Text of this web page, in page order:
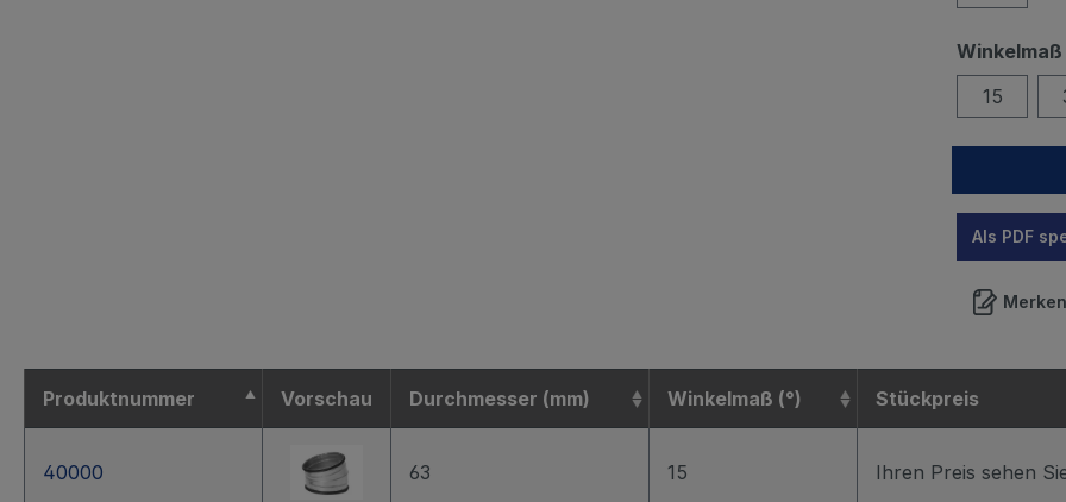
Winkelmaß
15
Als PDF
Merken
Produktnummer Vorschau Durchmesser (mm) Winkelmaß (°) Stückpreis
40000 63 15 Ihren Preis sehen